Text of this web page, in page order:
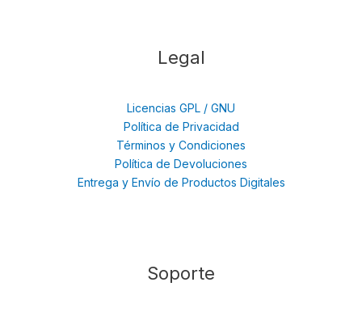
Legal
Licencias GPL / GNU
Política de Privacidad
Términos y Condiciones
Política de Devoluciones
Entrega y Envío de Productos Digitales
Soporte